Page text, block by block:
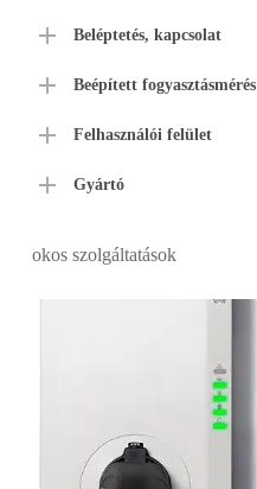
Beléptetés, kapcsolat
Beépített fogyasztásmérés
Felhasználói felület
Gyártó
okos szolgáltatások